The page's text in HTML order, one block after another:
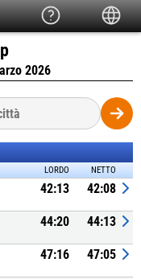
2026
LORDO NETTO
42:13 42:08
44:20 44:13
47:16 47:05